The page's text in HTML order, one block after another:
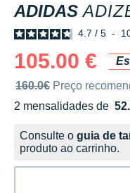
ADIDAS
4.7 / 5 -
105.00 €
Preço de venda
160.0€ Preço
2 mensalidades de
sem custos
Consulte o guia de
produto ao carrinho.